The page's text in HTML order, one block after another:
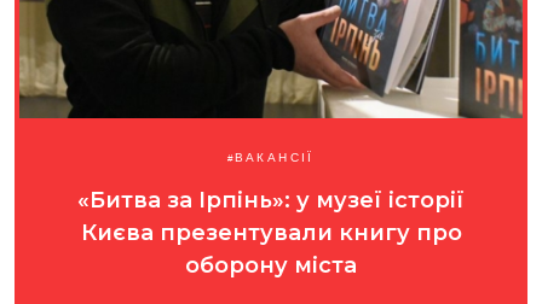
ВАКАНСІЇ
«Битва за Ірпінь»: у музеї історії
Києва презентували книгу про
оборону міста